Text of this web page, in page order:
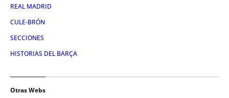
REAL MADRID
CULE-BRÓN
SECCIONES
HISTORIAS DEL BARÇA
Otras Webs